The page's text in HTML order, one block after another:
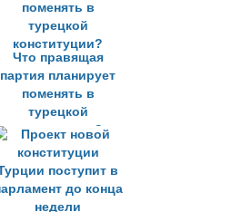
Что правящая
партия планирует
поменять в
турецкой
конституции?